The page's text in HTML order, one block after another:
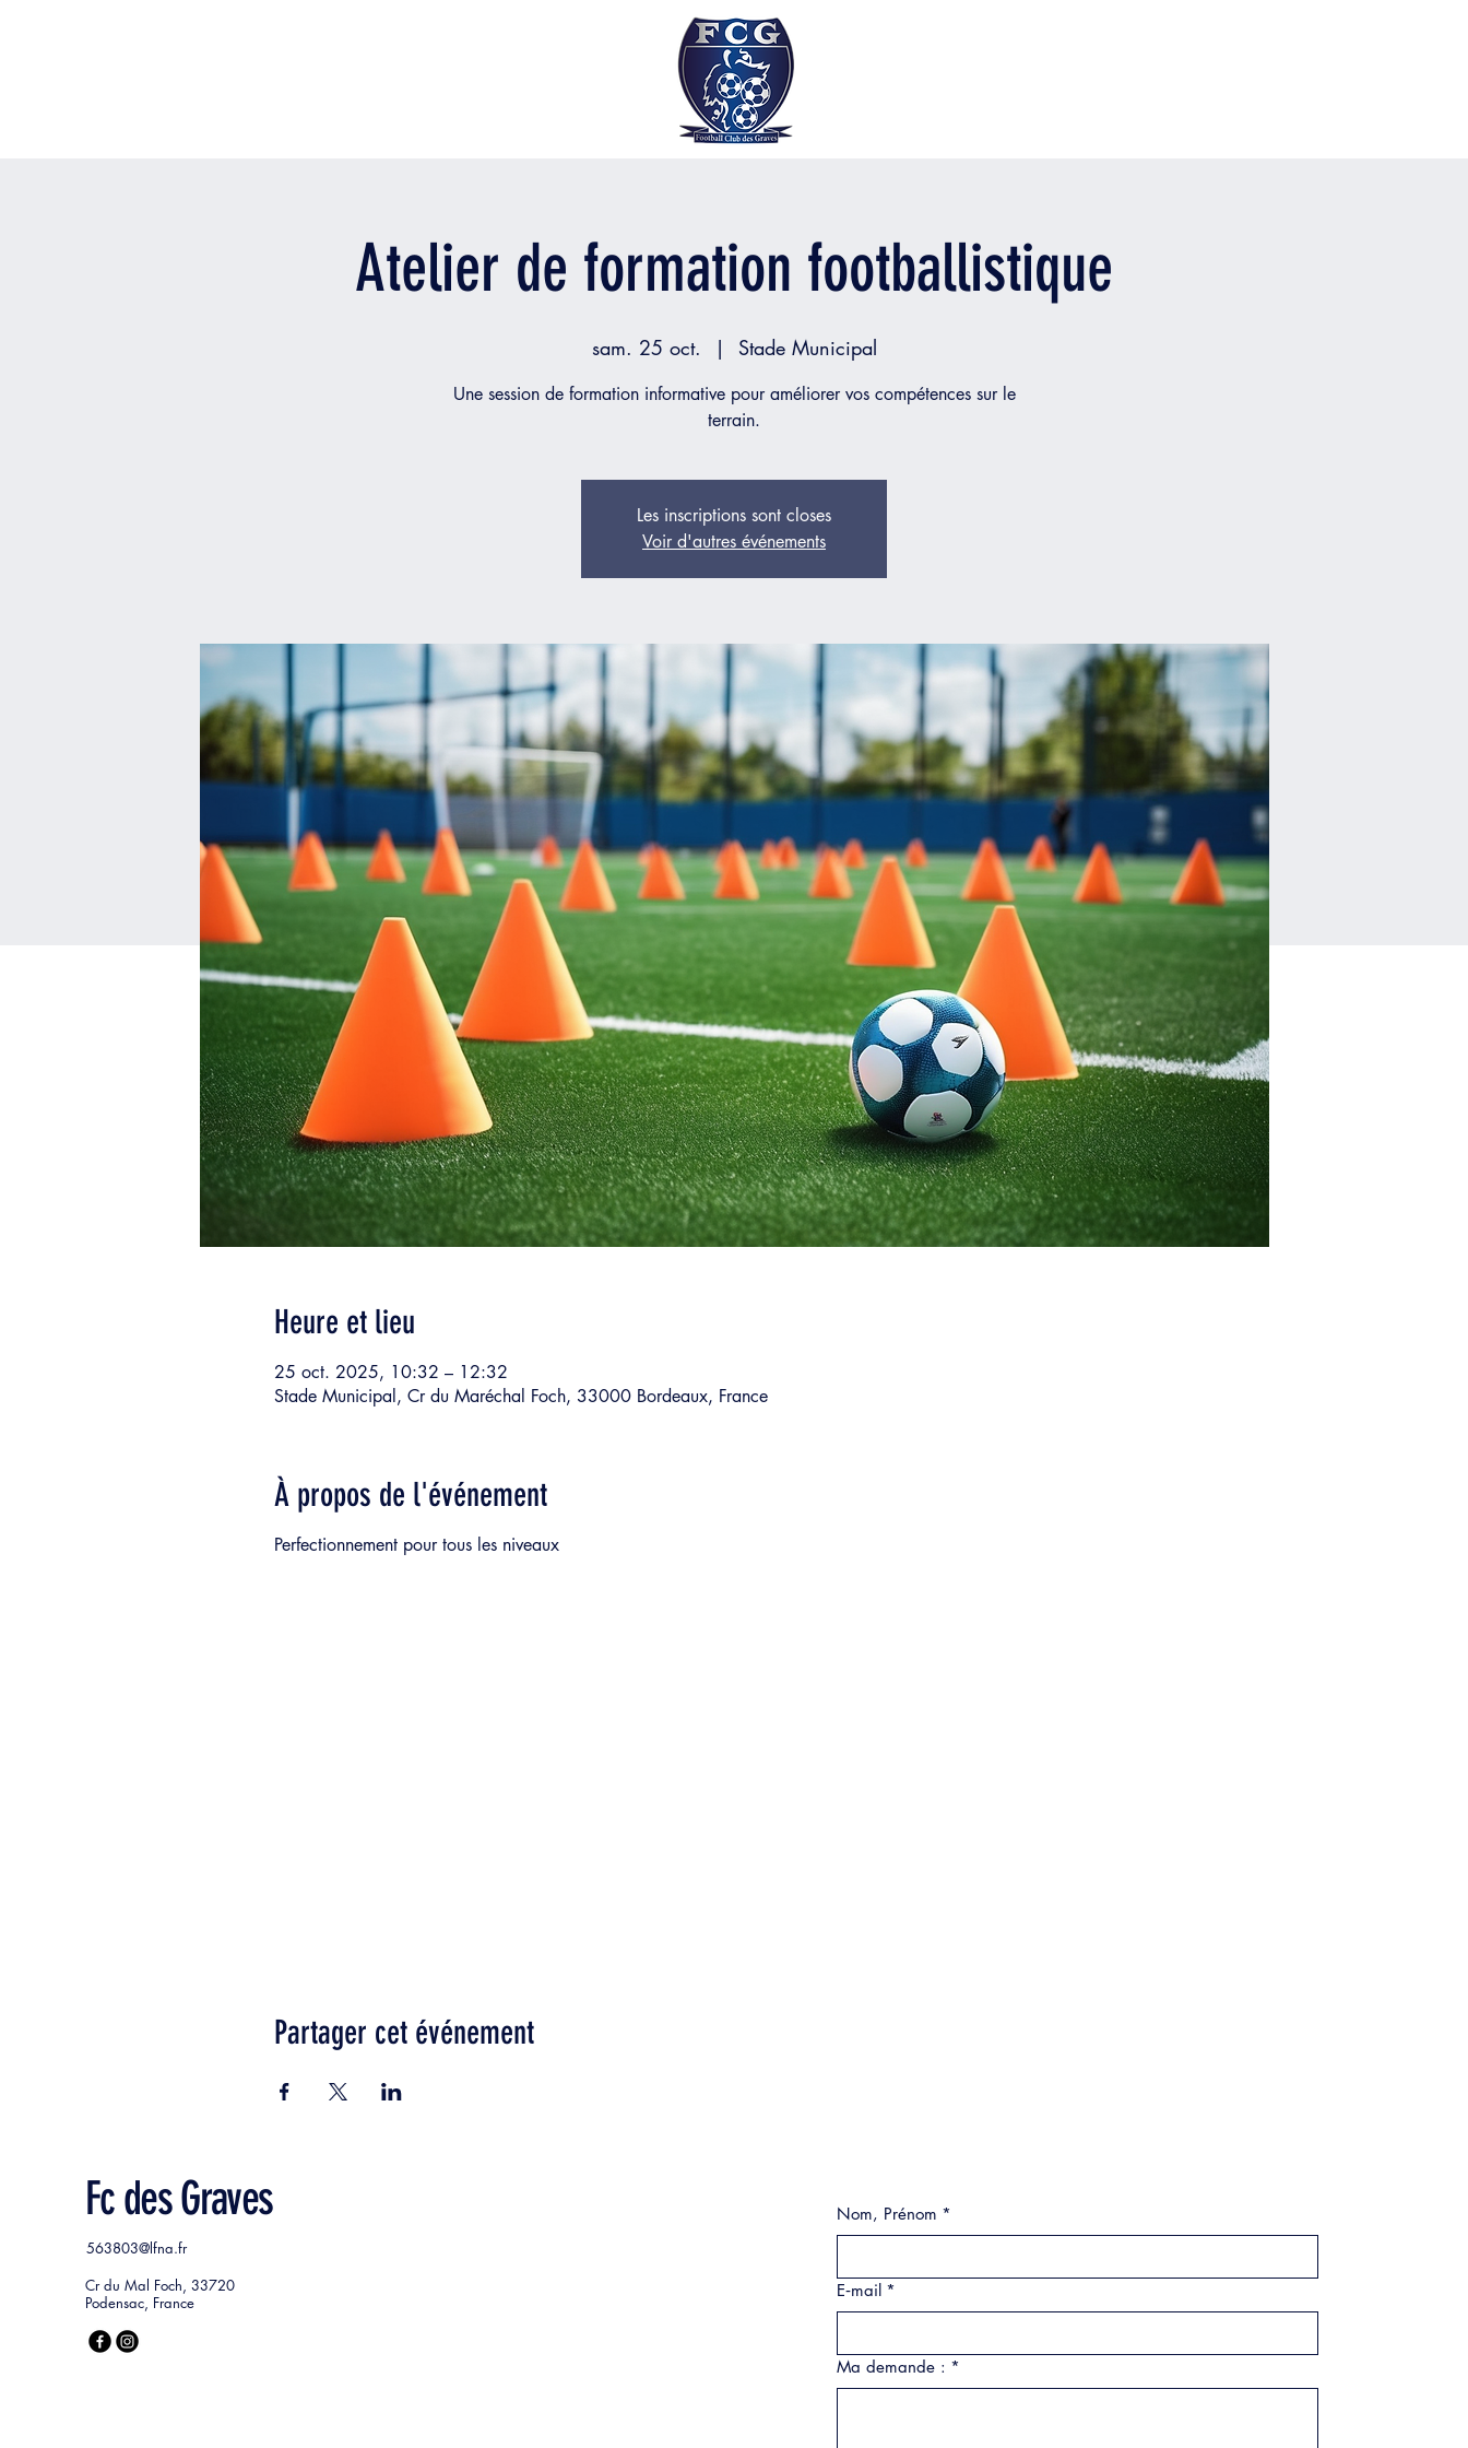
Atelier de formation footballistique
sam. 25 oct.
  |
Stade Municipal
Une session de formation informative pour améliorer vos compétences sur le
terrain.
Les inscriptions sont closes
Voir d'autres événements
Heure et lieu
25 oct. 2025, 10:32 – 12:32
Stade Municipal, Cr du Maréchal Foch, 33000 Bordeaux, France
À propos de l'événement
Perfectionnement pour tous les niveaux
Partager cet événement
Fc des Graves
563803@lfna.fr
Cr du Mal Foch, 33720
Podensac, France
Nom, Prénom *
E‑mail *
Ma demande : *